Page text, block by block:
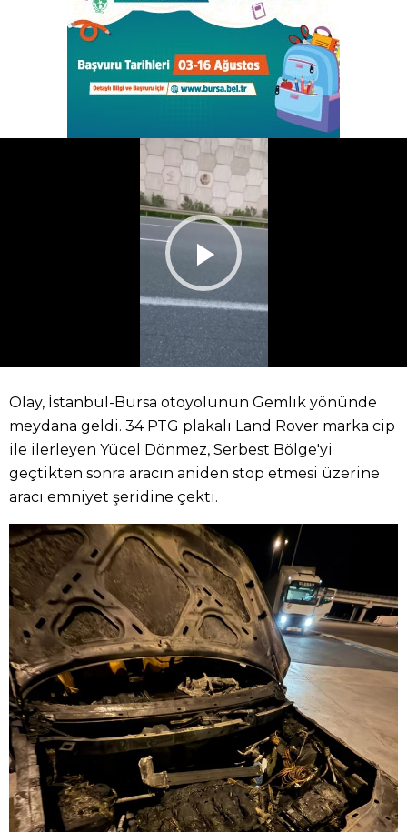
Olay, İstanbul-Bursa otoyolunun Gemlik yönünde
meydana geldi. 34 PTG plakalı Land Rover marka cip
ile ilerleyen Yücel Dönmez, Serbest Bölge'yi
geçtikten sonra aracın aniden stop etmesi üzerine
aracı emniyet şeridine çekti.